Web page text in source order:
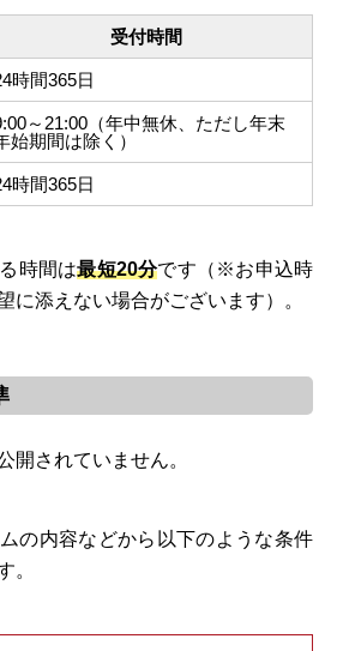
受付時間
時間365日
～21:00（年中無休、ただし年末
始期間は除く）
時間365日
時間は最短20分です（※お申込時
に添えない場合がございます）。
開されていません。
の内容などから以下のような条件
。